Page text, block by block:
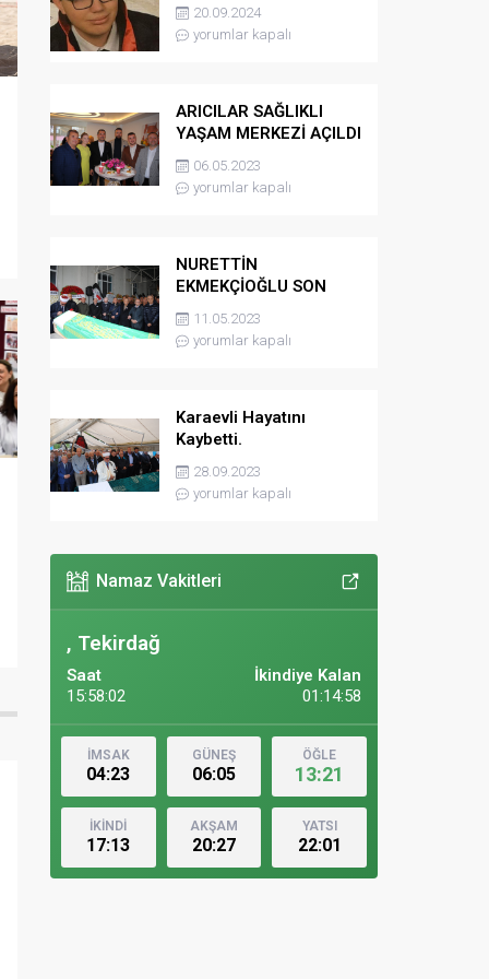
20.09.2024
yorumlar kapalı
ARICILAR SAĞLIKLI
YAŞAM MERKEZİ AÇILDI
06.05.2023
yorumlar kapalı
NURETTİN
EKMEKÇİOĞLU SON
YOLCULUĞUNA
UĞURLANDI
11.05.2023
yorumlar kapalı
Karaevli Hayatını
Kaybetti.
28.09.2023
yorumlar kapalı
Namaz Vakitleri
, Tekirdağ
Saat
15:58:04
İkindiye Kalan
01:14:56
İMSAK
04:23
GÜNEŞ
06:05
ÖĞLE
13:21
İKİNDİ
17:13
AKŞAM
20:27
YATSI
22:01